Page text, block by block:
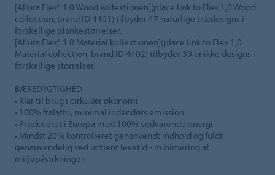
[Allura Flex" 1.0 Wood kollektionen](place link to Flex 1,0 Wood
collection, brand ID 4401) tilbyder 47 naturlige trædesigns i
forskellige plankestørrelser.
[Allura Flex" 1.0 Material kollektionen](place link to Flex 1,0
Material collection, brand ID 4402) tilbyder 39 unikke designs i
forskellige størrelser.
BÆREDYGTIGHED
• Klar til brug i cirkulær økonomi
• 100% ftalatfri, minimal indendørs emission
• Produceret i Europa med 100% vedvarende energi
• Mindst 20% kontrolleret genanvendt indhold og fuldt
genanvendelig ved udtjent levetid - minimering af
miljøpåvirkningen